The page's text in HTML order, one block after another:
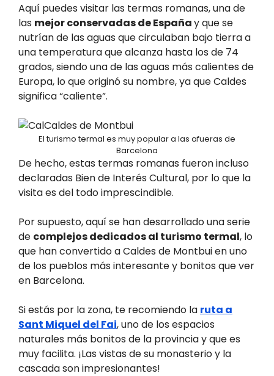
Aquí puedes visitar las termas romanas, una de
las mejor conservadas de Españay que se
nutrían de las aguas que circulaban bajo tierra a
una temperatura que alcanza hasta los de 74
grados, siendo una de las aguas más calientes de
Europa, lo que originó su nombre, ya que Caldes
significa “caliente”.
El turismo termal es muy popular a las afueras de
Barcelona
De hecho, estas termas romanas fueron incluso
declaradas Bien de Interés Cultural, por lo que la
visita es del todo imprescindible.
Por supuesto, aquí se han desarrollado una serie
de complejos dedicados al turismo termal, lo
que han convertido a Caldes de Montbui en uno
de los pueblos más interesante y bonitos que ver
en Barcelona.
Si estás por la zona, te recomiendo la ruta a
Sant Miquel del Fai, uno de los espacios
naturales más bonitos de la provincia y que es
muy facilita. ¡Las vistas de su monasterio y la
cascada son impresionantes!